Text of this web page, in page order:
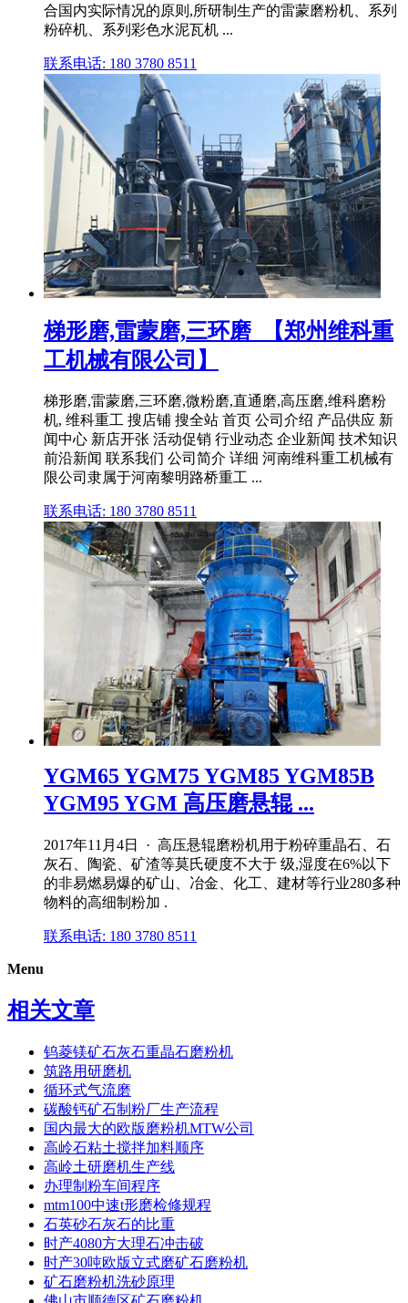
合国内实际情况的原则,所研制生产的雷蒙磨粉机、系列
粉碎机、系列彩色水泥瓦机 ...
联系电话: 180 3780 8511
梯形磨,雷蒙磨,三环磨_【郑州维科重
工机械有限公司】
梯形磨,雷蒙磨,三环磨,微粉磨,直通磨,高压磨,维科磨粉
机, 维科重工 搜店铺 搜全站 首页 公司介绍 产品供应 新
闻中心 新店开张 活动促销 行业动态 企业新闻 技术知识
前沿新闻 联系我们 公司简介 详细 河南维科重工机械有
限公司隶属于河南黎明路桥重工 ...
联系电话: 180 3780 8511
YGM65 YGM75 YGM85 YGM85B
YGM95 YGM 高压磨悬辊 ...
2017年11月4日 · 高压悬辊磨粉机用于粉碎重晶石、石
灰石、陶瓷、矿渣等莫氏硬度不大于 级,湿度在6%以下
的非易燃易爆的矿山、冶金、化工、建材等行业280多种
物料的高细制粉加 .
联系电话: 180 3780 8511
Menu
相关文章
钨菱镁矿石灰石重晶石磨粉机
筑路用研磨机
循环式气流磨
碳酸钙矿石制粉厂生产流程
国内最大的欧版磨粉机MTW公司
高岭石粘土搅拌加料顺序
高岭土研磨机生产线
办理制粉车间程序
mtm100中速t形磨检修规程
石英砂石灰石的比重
时产4080方大理石冲击破
时产30吨欧版立式磨矿石磨粉机
矿石磨粉机洗砂原理